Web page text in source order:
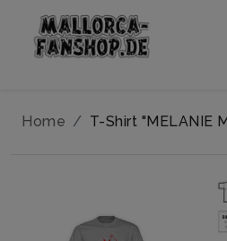
Home T-Shirt "MELANIE